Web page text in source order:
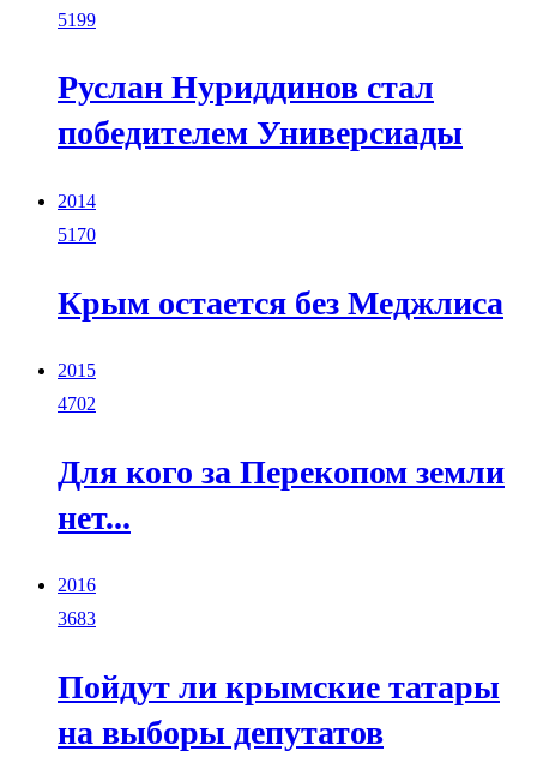
5199
Руслан Нуриддинов стал
победителем Универсиады
2014
5170
Крым остается без Меджлиса
2015
4702
Для кого за Перекопом земли
нет...
2016
3683
Пойдут ли крымские татары
на выборы депутатов